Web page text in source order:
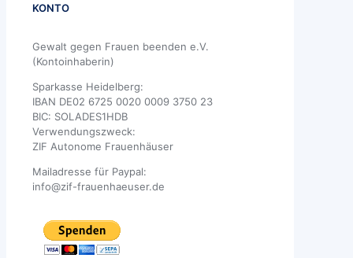
KONTO
Gewalt gegen Frauen beenden e.V.
(Kontoinhaberin)
Sparkasse Heidelberg:
IBAN DE02 6725 0020 0009 3750 23
BIC: SOLADES1HDB
Verwendungszweck:
ZIF Autonome Frauenhäuser
Mailadresse für Paypal:
info@zif-frauenhaeuser.de